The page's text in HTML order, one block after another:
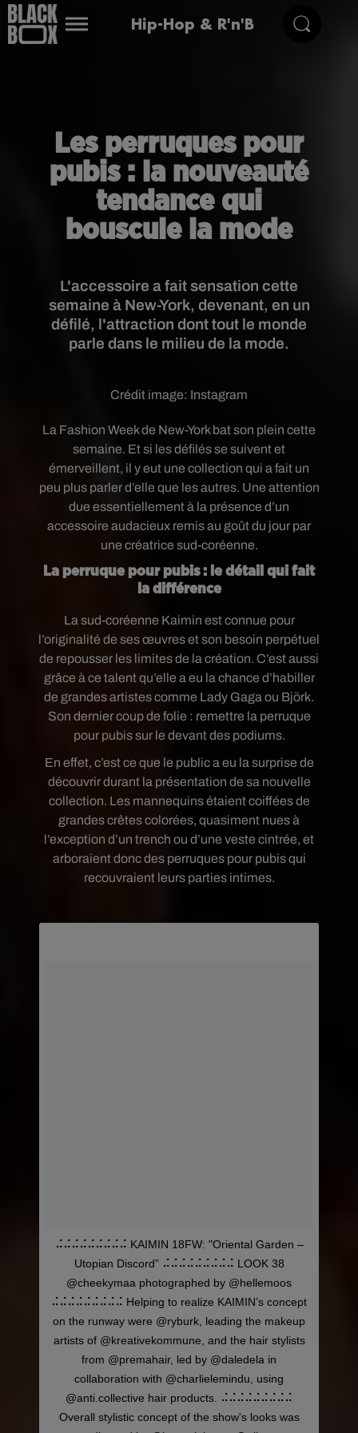
Hip-Hop & R'n'B
Les perruques pour
pubis : la nouveauté
tendance qui
bouscule la mode
L'accessoire a fait sensation cette
semaine à New-York, devenant, en un
défilé, l'attraction dont tout le monde
parle dans le milieu de la mode.
Crédit image: Instagram
La Fashion Week de New-York bat son plein cette
semaine. Et si les défilés se suivent et
émerveillent, il y eut une collection qui a fait un
peu plus parler d’elle que les autres. Une attention
due essentiellement à la présence d’un
accessoire audacieux remis au goût du jour par
une créatrice sud-coréenne.
La perruque pour pubis : le détail qui fait
la différence
La sud-coréenne Kaimin est connue pour
l’originalité de ses œuvres et son besoin perpétuel
de repousser les limites de la création. C’est aussi
grâce à ce talent qu’elle a eu la chance d’habiller
de grandes artistes comme Lady Gaga ou Björk.
Son dernier coup de folie : remettre la perruque
pour pubis sur le devant des podiums.
En effet, c’est ce que le public a eu la surprise de
découvrir durant la présentation de sa nouvelle
collection. Les mannequins étaient coiffées de
grandes crêtes colorées, quasiment nues à
l’exception d’un trench ou d’une veste cintrée, et
arboraient donc des perruques pour pubis qui
recouvraient leurs parties intimes.
⠬⠬⠬⠬⠬⠬⠬⠬⠬ KAIMIN 18FW: "Oriental Garden –
Utopian Discord” ⠬⠬⠬⠬⠬⠬⠬⠬⠬ LOOK 38
@cheekymaa photographed by @hellemoos
⠬⠬⠬⠬⠬⠬⠬⠬⠬ Helping to realize KAIMIN’s concept
on the runway were @ryburk, leading the makeup
artists of @kreativekommune, and the hair stylists
from @premahair, led by @daledela in
collaboration with @charlielemindu, using
@anti.collective hair products. ⠬⠬⠬⠬⠬⠬⠬⠬⠬
Overall stylistic concept of the show's looks was